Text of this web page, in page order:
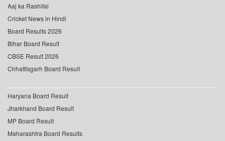
Aaj ka Rashifal
Cricket News in Hindi
Board Results 2026
Bihar Board Result
CBSE Result 2026
Chhattisgarh Board Result
Haryana Board Result
Jharkhand Board Result
MP Board Result
Maharashtra Board Results